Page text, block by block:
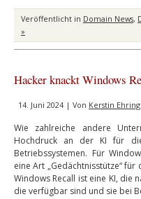
Veröffentlicht in Domain News,
»
Hacker knackt Windows
14. Juni 2024 | Von Kerstin Ehring
Wie zahlreiche andere
Hochdruck an der KI für
Betriebssystemen. Für
eine Art „Gedächtnisstütze“
Windows Recall ist eine KI, die
die verfügbar sind und sie bei